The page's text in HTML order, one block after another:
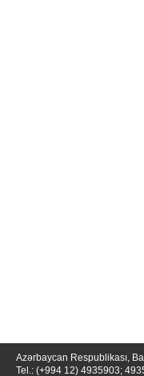
Azərbaycan Respublikası,
Tel.: (+994 12) 4935903;